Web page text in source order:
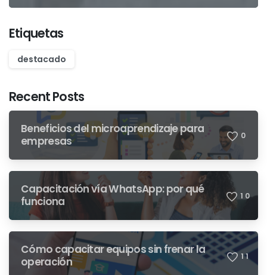
Etiquetas
destacado
Recent Posts
Beneficios del microaprendizaje para
empresas
0
Capacitación vía WhatsApp: por qué
funciona
1 0
Cómo capacitar equipos sin frenar la
operación
1 1